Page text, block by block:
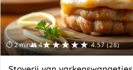
⏱ 2 min👥 4★★★★★ 4.57 (28)